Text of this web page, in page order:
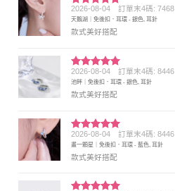
評分5 滿
分 5
2026-08-04 訂單末4碼: 7468
天鵝湖｜免後扣．耳環 - 銀色, 耳針
款式美好搭配
評分5 滿
分 5
2026-08-04 訂單末4碼: 8446
池畔｜免後扣．耳環 - 銀色, 耳針
款式美好搭配
評分5滿
分 5
2026-08-04 訂單末4碼: 8446
畫一顆星｜免後扣．耳環 - 藍色, 耳針
款式美好搭配